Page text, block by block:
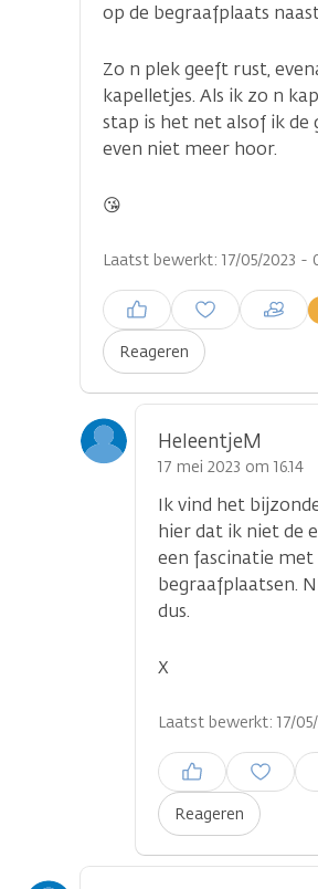
op de begraafplaats
Zo n plek geeft rust,
kapelletjes. Als ik zo n
stap is het net alsof ik de
even niet meer hoor.
😘
Laatst bewerkt: 17/05/2023 -
Reageren
Inloggen om een reactie te
plaatsen
HeleentjeM
17 mei 2023 om 16.14
Ik vind het
hier dat ik niet de
een fascinatie met
begraafplaatsen.
dus.
X
Laatst bewerkt: 17/05/
Reageren
Inloggen om een
plaatsen